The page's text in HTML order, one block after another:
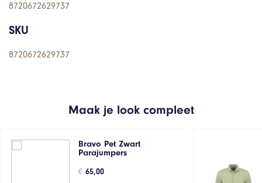
8720672629737
SKU
8720672629737
Maak je look compleet
Bravo Pet Zwart
Parajumpers
€ 65,00